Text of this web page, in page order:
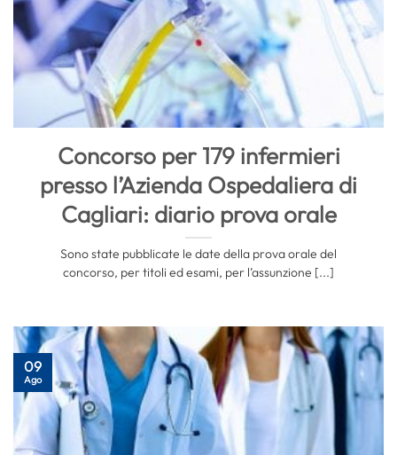
Concorso per 179 infermieri
presso l’Azienda Ospedaliera di
Cagliari: diario prova orale
Sono state pubblicate le date della prova orale del
concorso, per titoli ed esami, per l’assunzione [...]
09
Ago